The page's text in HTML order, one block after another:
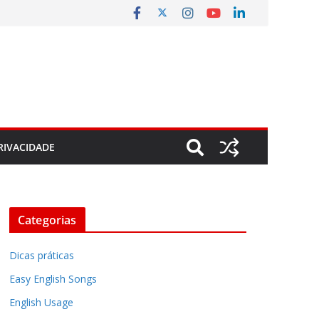
Categorias
Dicas práticas
Easy English Songs
English Usage